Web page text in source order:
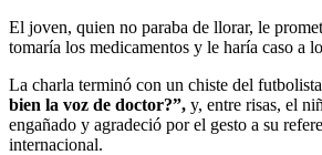
El joven, quien no paraba de llorar, le
tomaría los medicamentos y le haría caso a
La charla terminó con un chiste del
bien la voz de doctor?”, y, entre risas, el
engañado y agradeció por el gesto a su
internacional.